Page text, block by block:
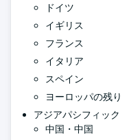
ドイツ
イギリス
フランス
イタリア
スペイン
ヨーロッパの残り
アジアパシフィック
中国・中国